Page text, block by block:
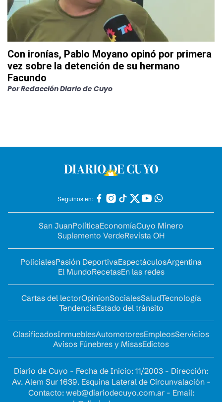
Con ironías, Pablo Moyano opinó por primera
vez sobre la detención de su hermano
Facundo
PorRedacción Diario de Cuyo
Seguinos en:
San JuanPolíticaEconomíaCuyo Minero
Suplemento VerdeRevista OH
PolicialesPasión DeportivaEspectáculosArgentina
El MundoRecetasEn las redes
Cartas del lectorOpinionSocialesSaludTecnología
TendenciaEstado del tránsito
ClasificadosInmueblesAutomotoresEmpleosServicios
Avisos Fúnebres y MisasEdictos
Diario de Cuyo - Fecha de Inicio: 11/2003 - Dirección:
Av. Alem Sur 1639. Esquina Lateral de Circunvalación -
Contacto: web@diariodecuyo.com.ar- Email: